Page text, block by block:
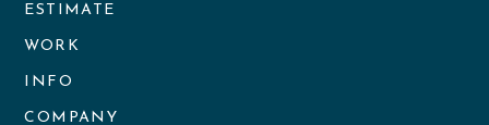
ESTIMATE
WORK
INFO
COMPANY